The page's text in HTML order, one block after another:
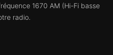
1670 AM (Hi-Fi basse
radio.